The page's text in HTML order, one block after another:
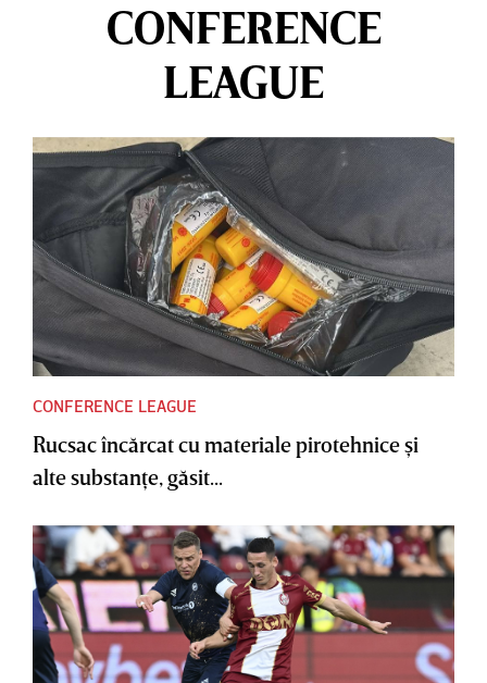
CONFERENCE
LEAGUE
CONFERENCE LEAGUE
Rucsac încărcat cu materiale pirotehnice şi
alte substanţe, găsit...